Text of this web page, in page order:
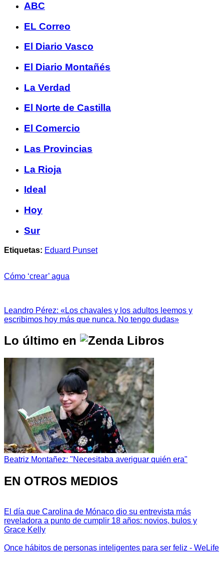
ABC
EL Correo
El Diario Vasco
El Diario Montañés
La Verdad
El Norte de Castilla
El Comercio
Las Provincias
La Rioja
Ideal
Hoy
Sur
Etiquetas: Eduard Punset
Cómo ‘crear’ agua
Leandro Pérez: «Los chavales y los adultos leemos y
escribimos hoy más que nunca. No tengo dudas»
Lo último en
Beatriz Montañez: "Necesitaba averiguar quién era"
EN OTROS MEDIOS
El día que Carolina de Mónaco dio su entrevista más
reveladora a punto de cumplir 18 años: novios, bulos y
Grace Kelly
Once hábitos de personas inteligentes para ser feliz - WeLife